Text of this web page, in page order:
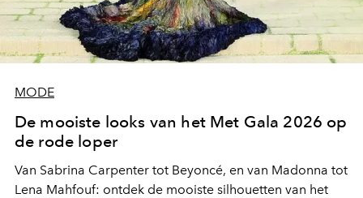
MODE
De mooiste looks van het Met Gala 2026 op
de rode loper
Van Sabrina Carpenter tot Beyoncé, en van Madonna tot
Lena Mahfouf: ontdek de mooiste silhouetten van het